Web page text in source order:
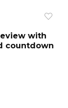
with
countdown